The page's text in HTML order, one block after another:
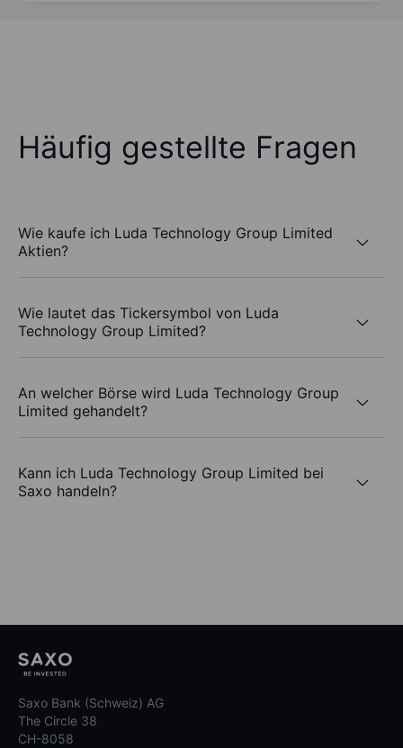
Häufig gestellte Fragen
Wie kaufe ich Luda Technology Group Limited
Aktien?
Wie lautet das Tickersymbol von Luda
Technology Group Limited?
An welcher Börse wird Luda Technology Group
Limited gehandelt?
Kann ich Luda Technology Group Limited bei
Saxo handeln?
Saxo Bank (Schweiz) AG
The Circle 38
CH-8058